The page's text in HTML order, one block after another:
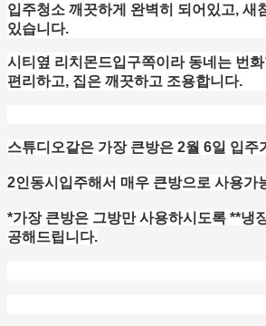
입주청소 깨끗하게 완벽히 되어있고, 새
있습니다.
시티옆 리치몬드입구쪽이라 동네는 번
편리하고, 집은 깨끗하고 조용합니다.
스튜디오같은 가장 큰방은 2월 6일 입주
2인동시입주해서 매우 큰방으로 사용가
*가장 큰방은 그방만 사용하시도록 **냉
공해드립니다.